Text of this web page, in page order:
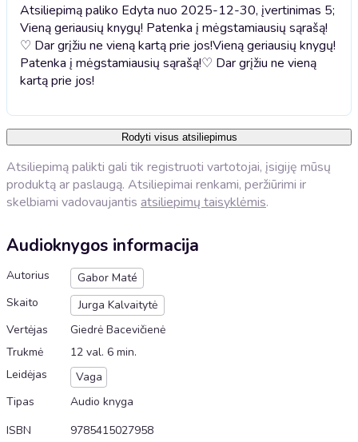
Atsiliepimą paliko Edyta nuo 2025-12-30, įvertinimas 5;
Vieną geriausių knygų! Patenka į mėgstamiausių sąrašą!
♡ Dar grįžiu ne vieną kartą prie jos!Vieną geriausių knygų!
Patenka į mėgstamiausių sąrašą!♡ Dar grįžiu ne vieną
kartą prie jos!
Rodyti visus atsiliepimus
Atsiliepimą palikti gali tik registruoti vartotojai, įsigiję mūsų
produktą ar paslaugą. Atsiliepimai renkami, peržiūrimi ir
skelbiami vadovaujantis atsiliepimų taisyklėmis.
Audioknygos informacija
Autorius
Gabor Maté
Skaito
Jurga Kalvaitytė
Vertėjas
Giedrė Bacevičienė
Trukmė
12 val. 6 min.
Leidėjas
Vaga
Tipas
Audio knyga
ISBN
9785415027958